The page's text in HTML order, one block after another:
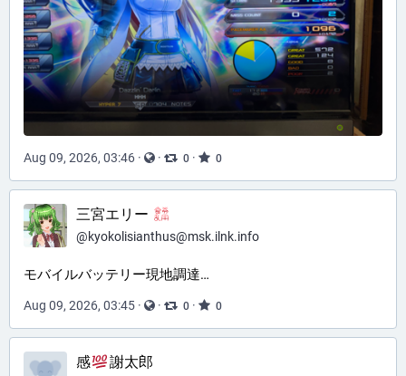
Aug 09, 2026, 03:46 · · 0 · 0
三宮エリー
@kyokolisianthus@msk.ilnk.info
モバイルバッテリー現地調達…
Aug 09, 2026, 03:45 · · 0 · 0
感 謝太郎